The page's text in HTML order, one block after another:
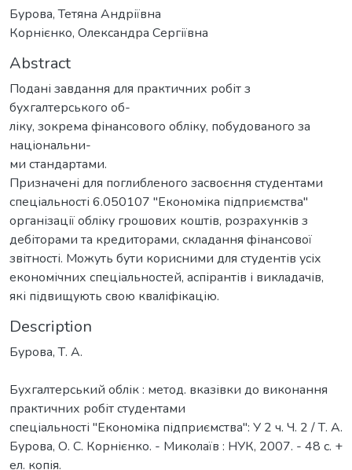
Бурова, Тетяна Андріївна
Корнієнко, Олександра Сергіївна
Abstract
Подані завдання для практичних робіт з
бухгалтерського об-
ліку, зокрема фінансового обліку, побудованого за
національни-
ми стандартами.
Призначені для поглибленого засвоєння студентами
спеціальності 6.050107 "Економіка підприємства"
організації обліку грошових коштів, розрахунків з
дебіторами та кредиторами, складання фінансової
звітності. Можуть бути корисними для студентів усіх
економічних спеціальностей, аспірантів і викладачів,
які підвищують свою кваліфікацію.
Description
Бурова, Т. А.
Бухгалтерський облік : метод. вказівки до виконання
практичних робіт студентами
спеціальності "Економіка підприємства": У 2 ч. Ч. 2 / Т. А.
Бурова, О. С. Корнієнко. - Миколаїв : НУК, 2007. - 48 с. +
ел. копія.